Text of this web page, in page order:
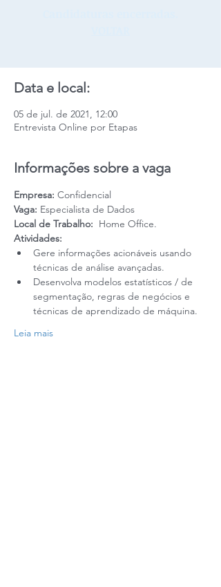
Data e local:
05 de jul. de 2021, 12:00
Entrevista Online por Etapas
Informações sobre a vaga
Empresa: Confidencial
Vaga: Especialista de Dados
Local de Trabalho: Home Office.
Atividades:
Gere informações acionáveis usando
técnicas de análise avançadas.
Desenvolva modelos estatísticos / de
segmentação, regras de negócios e
técnicas de aprendizado de máquina.
Leia mais